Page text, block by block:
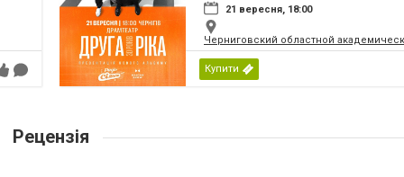
21 вересня, 18:00
Черниговский областной
Купити
Рецензія